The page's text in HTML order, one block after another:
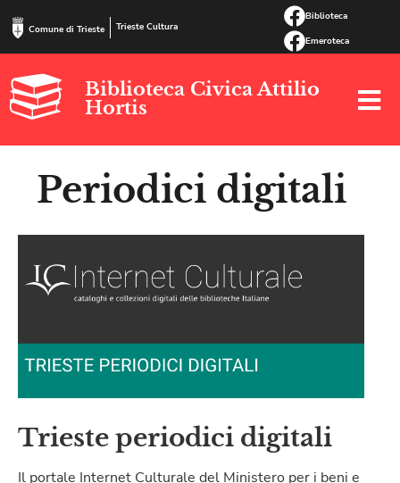
Comune di Trieste Trieste Cultura
Biblioteca
Emeroteca
Biblioteca Civica Attilio
Hortis
Periodici digitali
Trieste periodici digitali
Il portale Internet Culturale del Ministero per i beni e